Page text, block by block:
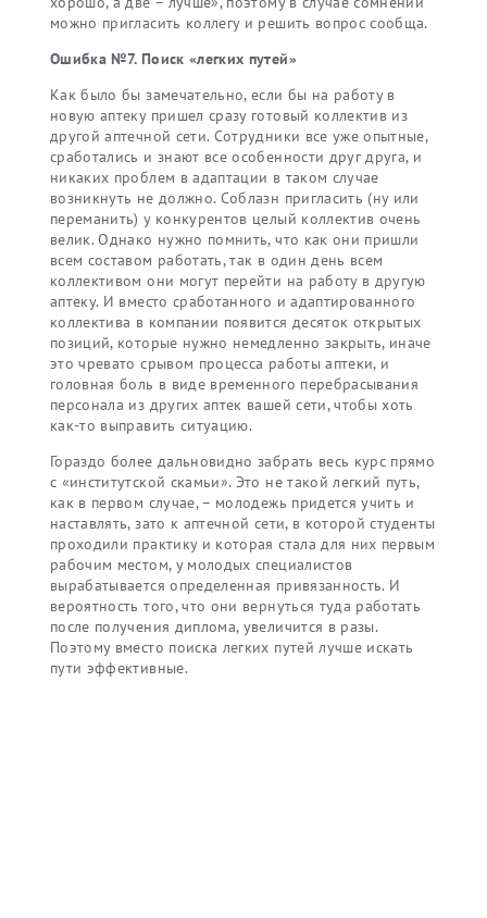
можно пригласить коллегу и решить вопрос сообща.
Ошибка №7. Поиск «легких путей»
Как было бы замечательно, если бы на работу в
новую аптеку пришел сразу готовый коллектив из
другой аптечной сети. Сотрудники все уже опытные,
сработались и знают все особенности друг друга, и
никаких проблем в адаптации в таком случае
возникнуть не должно. Соблазн пригласить (ну или
переманить) у конкурентов целый коллектив очень
велик. Однако нужно помнить, что как они пришли
всем составом работать, так в один день всем
коллективом они могут перейти на работу в другую
аптеку. И вместо сработанного и адаптированного
коллектива в компании появится десяток открытых
позиций, которые нужно немедленно закрыть, иначе
это чревато срывом процесса работы аптеки, и
головная боль в виде временного перебрасывания
персонала из других аптек вашей сети, чтобы хоть
как-то выправить ситуацию.
Гораздо более дальновидно забрать весь курс прямо
с «институтской скамьи». Это не такой легкий путь,
как в первом случае, – молодежь придется учить и
наставлять, зато к аптечной сети, в которой студенты
проходили практику и которая стала для них первым
рабочим местом, у молодых специалистов
вырабатывается определенная привязанность. И
вероятность того, что они вернуться туда работать
после получения диплома, увеличится в разы.
Поэтому вместо поиска легких путей лучше искать
пути эффективные.